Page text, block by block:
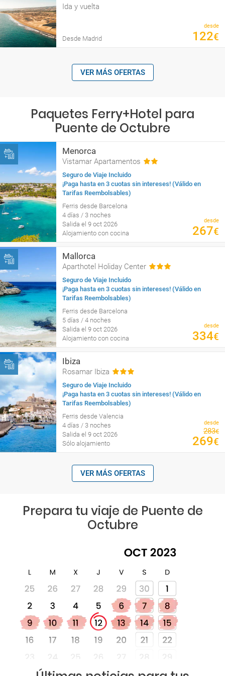
Ida y vuelta
Desde Madrid
desde
122€
VER MÁS OFERTAS
Paquetes Ferry+Hotel para
Puente de Octubre
Menorca
Vistamar Apartamentos
Seguro de Viaje Incluido
¡Paga hasta en 3 cuotas sin intereses! (Válido en
Tarifas Reembolsables)
Ferris desde Barcelona
4 días / 3 noches
Salida el 9 oct 2026
Alojamiento con cocina
desde
267€
Mallorca
Aparthotel Holiday Center
Seguro de Viaje Incluido
¡Paga hasta en 3 cuotas sin intereses! (Válido en
Tarifas Reembolsables)
Ferris desde Barcelona
5 días / 4 noches
Salida el 9 oct 2026
Alojamiento con cocina
desde
334€
Ibiza
Rosamar Ibiza
Seguro de Viaje Incluido
¡Paga hasta en 3 cuotas sin intereses! (Válido en
Tarifas Reembolsables)
Ferris desde Valencia
4 días / 3 noches
Salida el 9 oct 2026
Sólo alojamiento
desde
283€
269€
VER MÁS OFERTAS
Prepara tu viaje de Puente de
Octubre